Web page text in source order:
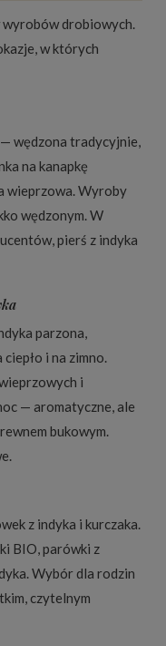
drobiowych.
w których
wędzona tradycyjnie,
na kanapkę
wieprzowa. Wyroby
wędzonym. W
pierś z indyka
parzona,
i na zimno.
i
— aromatyczne, ale
bukowym.
z indyka i kurczaka.
BIO, parówki z
Wybór dla rodzin
czytelnym